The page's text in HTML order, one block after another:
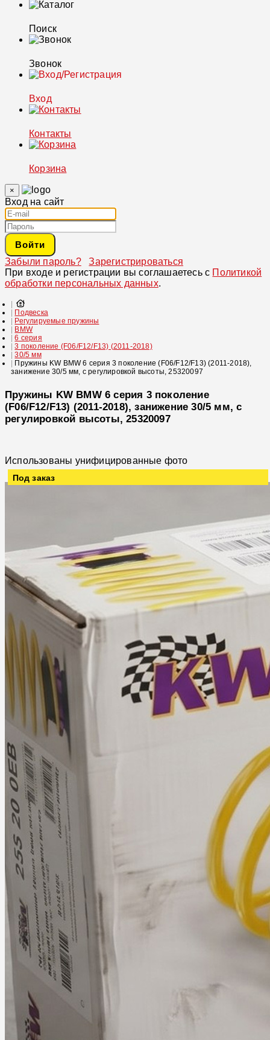
Поиск
Звонок
Вход
Контакты
Корзина
×
Вход на сайт
Войти
Забыли пароль?
Зарегистрироваться
При входе и регистрации вы соглашаетесь с Политикой
обработки персональных данных.
Подвеска
Регулируемые пружины
BMW
6 серия
3 поколение (F06/F12/F13) (2011-2018)
30/5 мм
Пружины KW BMW 6 серия 3 поколение (F06/F12/F13) (2011-2018),
занижение 30/5 мм, с регулировкой высоты, 25320097
Пружины KW BMW 6 серия 3 поколение
(F06/F12/F13) (2011-2018), занижение 30/5 мм, с
регулировкой высоты, 25320097
Использованы унифицированные фото
Под заказ